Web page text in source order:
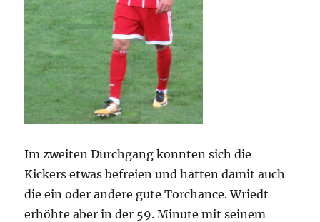
Im zweiten Durchgang konnten sich die
Kickers etwas befreien und hatten damit auch
die ein oder andere gute Torchance. Wriedt
erhöhte aber in der 59. Minute mit seinem